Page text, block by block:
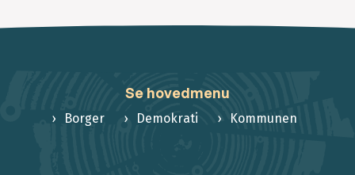
Se hovedmenu
Borger Demokrati Kommunen